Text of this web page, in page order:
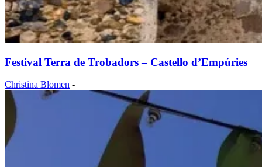
Festival Terra de Trobadors – Castello d’Empúries
Christina Blomen -